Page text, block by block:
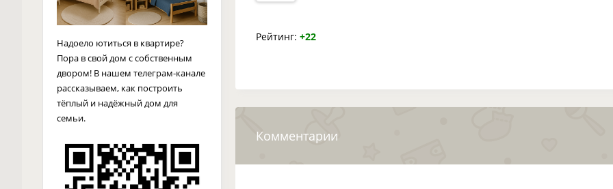
Рейтинг: +22
Комментарии
Надоело ютиться в квартире?
Пора в свой дом с собственным
двором! В нашем телеграм-канале
рассказываем, как построить
тёплый и надёжный дом для
семьи.